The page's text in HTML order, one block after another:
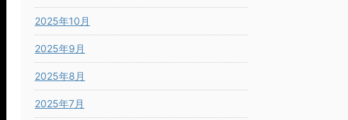
2025年10月
2025年9月
2025年8月
2025年7月